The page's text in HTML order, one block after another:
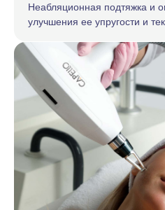
Неабляционная подтяжка и
улучшения ее упругости и